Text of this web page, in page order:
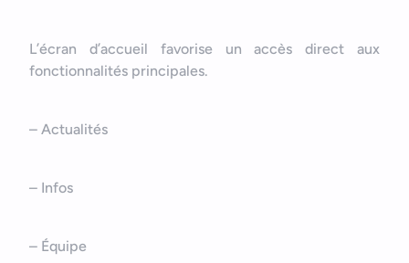
L’écran d’accueil favorise un accès direct aux
fonctionnalités principales.
– Actualités
– Infos
– Équipe